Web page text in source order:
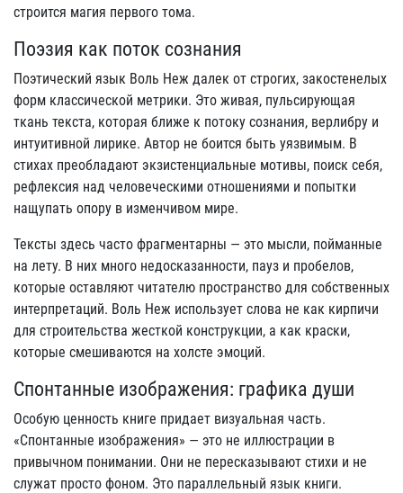
строится магия первого тома.
Поэзия как поток сознания
Поэтический язык Воль Неж далек от строгих, закостенелых
форм классической метрики. Это живая, пульсирующая
ткань текста, которая ближе к потоку сознания, верлибру и
интуитивной лирике. Автор не боится быть уязвимым. В
стихах преобладают экзистенциальные мотивы, поиск себя,
рефлексия над человеческими отношениями и попытки
нащупать опору в изменчивом мире.
Тексты здесь часто фрагментарны — это мысли, пойманные
на лету. В них много недосказанности, пауз и пробелов,
которые оставляют читателю пространство для собственных
интерпретаций. Воль Неж использует слова не как кирпичи
для строительства жесткой конструкции, а как краски,
которые смешиваются на холсте эмоций.
Спонтанные изображения: графика души
Особую ценность книге придает визуальная часть.
«Спонтанные изображения» — это не иллюстрации в
привычном понимании. Они не пересказывают стихи и не
служат просто фоном. Это параллельный язык книги.